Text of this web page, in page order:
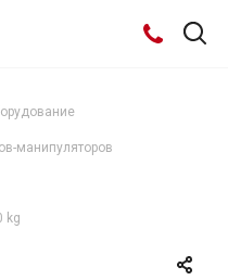
манипуляторов
kg